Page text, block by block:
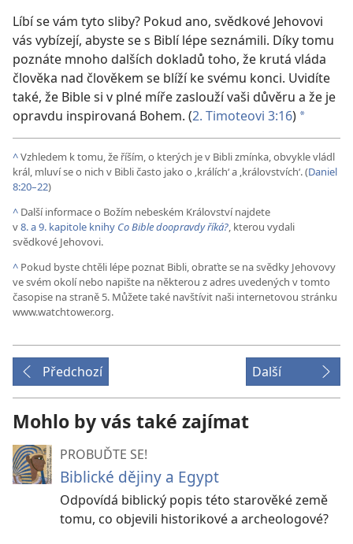
Líbí se vám tyto sliby? Pokud ano, svědkové Jehovovi
vás vybízejí, abyste se s Biblí lépe seznámili. Díky tomu
poznáte mnoho dalších dokladů toho, že krutá vláda
člověka nad člověkem se blíží ke svému konci. Uvidíte
také, že Bible si v plné míře zaslouží vaši důvěru a že je
opravdu inspirovaná Bohem. (2. Timoteovi 3:16) *
^Vzhledem k tomu, že říším, o kterých je v Bibli zmínka, obvykle vládl
král, mluví se o nich v Bibli často jako o ‚králích‘ a ‚královstvích‘. (Daniel
8:20–22)
^ Další informace o Božím nebeském Království najdete
v8. a9. kapitole knihy Co Bible doopravdy říká?, kterou vydali
svědkové Jehovovi.
^ Pokud byste chtěli lépe poznat Bibli, obraťte se na svědky Jehovovy
ve svém okolí nebo napište na některou z adres uvedených v tomto
časopise na straně 5. Můžete také navštívit naši internetovou stránku
www.watchtower.org.
Předchozí Další
Mohlo by vás také zajímat
PROBUĎTE SE!
Biblické dějiny a Egypt
Odpovídá biblický popis této starověké země
tomu, co objevili historikové a archeologové?